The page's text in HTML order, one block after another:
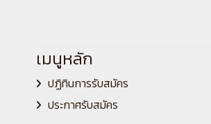
เมนูหลัก
ปฏิทินการรับสมัคร
ประกาศรับสมัคร